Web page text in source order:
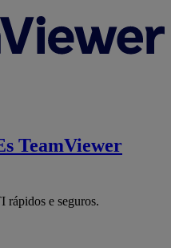
TeamViewer
rápidos e seguros.